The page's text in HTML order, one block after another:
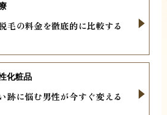
毛の料金を徹底的に比較する
跡に悩む男性が今すぐ変える
化粧品